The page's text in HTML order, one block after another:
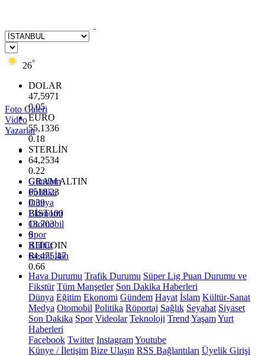
26°
DOLAR
47,5971
0.05
EURO
55,1336
0.18
STERLİN
64,2534
0.22
GRAM ALTIN
6518.23
0.39
BİST100
13.703
0
BITCOIN
64.475,47
0.66
Foto Galeri
Video
Yazarlar
Gündem
Politika
Dünya
Ekonomi
Otomobil
Spor
Kültür
Resmi İlan
Hava Durumu Trafik Durumu Süper Lig Puan Durumu ve
Fikstür Tüm Manşetler Son Dakika Haberleri
Dünya Eğitim Ekonomi Gündem Hayat İslam Kültür-Sanat
Medya Otomobil Politika Röportaj Sağlık Seyahat Siyaset
Son Dakika Spor Videolar Teknoloji Trend YaşamYurt
Haberleri
Facebook Twitter InstagramYoutube
Künye / İletişim Bize Ulaşın RSS Bağlantıları Üyelik Girişi